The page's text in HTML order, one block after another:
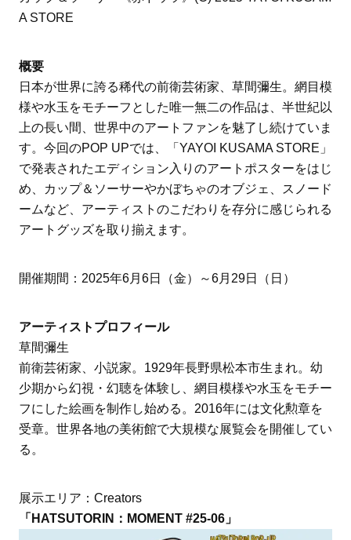
A STORE
概要
日本が世界に誇る稀代の前衛芸術家、草間彌生。網目模
様や水玉をモチーフとした唯一無二の作品は、半世紀以
上の長い間、世界中のアートファンを魅了し続けていま
す。今回のPOP UPでは、「YAYOI KUSAMA STORE」
で発表されたエディション入りのアートポスターをはじ
め、カップ＆ソーサーやかぼちゃのオブジェ、スノード
ームなど、アーティストのこだわりを存分に感じられる
アートグッズを取り揃えます。
開催期間：2025年6月6日（金）～6月29日（日）
アーティストプロフィール
草間彌生
前衛芸術家、小説家。1929年長野県松本市生まれ。幼
少期から幻視・幻聴を体験し、網目模様や水玉をモチー
フにした絵画を制作し始める。2016年には文化勲章を
受章。世界各地の美術館で大規模な展覧会を開催してい
る。
展示エリア：Creators
「HATSUTORIN：MOMENT #25-06」